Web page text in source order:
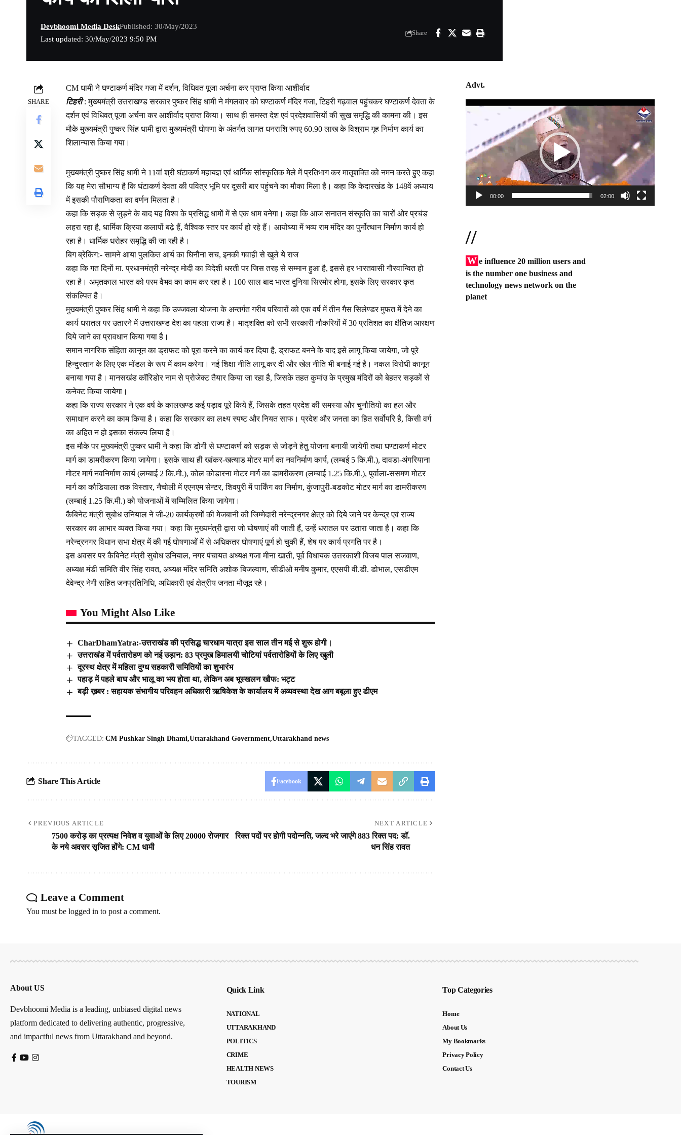
Last updated: 30/May/2023 9:50 PM
Devbhoomi Media DeskPublished: 30/May/2023
Share
SHARE
CM धामी ने घण्टाकर्ण मंदिर गजा में दर्शन, विधिवत पूजा अर्चना कर प्राप्त किया आशीर्वाद
टिहरी: मुख्यमंत्री उत्तराखण्ड सरकार पुष्कर सिंह धामी ने मंगलवार को घण्टाकर्ण मंदिर गजा, टिहरी गढ़वाल पहुंचकर घण्टाकर्ण देवता के
दर्शन एवं विधिवत् पूजा अर्चना कर आशीर्वाद प्राप्त किया। साथ ही समस्त देश एवं प्रदेशवासियों की सुख समृद्धि की कामना की। इस
मौके मुख्यमंत्री पुष्कर सिंह धामी द्वारा मुख्यमंत्री घोषणा के अंतर्गत लागत धनराशि रुपए 60.90 लाख के विश्राम गृह निर्माण कार्य का
शिलान्यास किया गया।
मुख्यमंत्री पुष्कर सिंह धामी ने 11वां श्री घंटाकर्ण महायज्ञ एवं धार्मिक सांस्कृतिक मेले में प्रतिभाग कर मातृशक्ति को नमन करते हुए कहा
कि यह मेरा सौभाग्य है कि घंटाकर्ण देवता की पवित्र भूमि पर दूसरी बार पहुंचने का मौका मिला है। कहा कि केदारखंड के 148वें अध्याय
में इसकी पौराणिकता का वर्णन मिलता है।
कहा कि सड़क से जुड़ने के बाद यह विश्व के प्रसिद्ध धामों में से एक धाम बनेगा। कहा कि आज सनातन संस्कृति का चारों ओर प्रचंड
लहरा रहा है, धार्मिक क्रिया कलापों बढ़े हैं, वैश्विक स्तर पर कार्य हो रहे हैं। आयोध्या में भव्य राम मंदिर का पुर्नोत्थान निर्माण कार्य हो
रहा है। धार्मिक धरोहर समृद्धि की जा रही है।
बिग ब्रेकिंग:- सामने आया पुलकित आर्य का घिनौना सच, इनकी गवाही से खुले ये राज
कहा कि गत दिनों मा. प्रधानमंत्री नरेन्द्र मोदी का विदेशी धरती पर जिस तरह से सम्मान हुआ है, इससे हर भारतवासी गौरवान्वित हो
रहा है। अमृतकाल भारत को परम वैभव का काम कर रहा है। 100 साल बाद भारत दुनिया सिरमोर होगा, इसके लिए सरकार कृत
संकल्पित है।
मुख्यमंत्री पुष्कर सिंह धामी ने कहा कि उज्जवला योजना के अन्तर्गत गरीब परिवारों को एक वर्ष में तीन गैस सिलेण्डर मुफत में देने का
कार्य धरातल पर उतारने में उत्तराखण्ड देश का पहला राज्य है। मातृशक्ति को सभी सरकारी नौकरियों में 30 प्रतिशत का क्षैतिज आरक्षण
दिये जाने का प्रावधान किया गया है।
समान नागरिक संहिता कानून का ड्राफट को पूरा करने का कार्य कर दिया है, ड्राफट बनने के बाद इसे लागू किया जायेगा, जो पूरे
हिन्दुस्तान के लिए एक मॉडल के रूप में काम करेगा। नई शिक्षा नीति लागू कर दी और खेल नीति भी बनाई गई है। नकल विरोधी कानून
बनाया गया है। मानसखंड कॉरिडोर नाम से प्रोजेक्ट तैयार किया जा रहा है, जिसके तहत कुमांउ के प्रमुख मंदिरों को बेहतर सड़कों से
कनेक्ट किया जायेगा।
कहा कि राज्य सरकार ने एक वर्ष के कालखण्ड कई पड़ाव पूरे किये हैं, जिसके तहत प्रदेश की समस्या और चुनौतियो का हल और
समाधान करने का काम किया है। कहा कि सरकार का लक्ष्य स्पष्ट और नियत साफ। प्रदेश और जनता का हित सर्वोपरि है, किसी वर्ग
का अहित न हो इसका संकल्प लिया है।
इस मौके पर मुख्यमंत्री पुष्कर धामी ने कहा कि डोगी से घण्टाकर्ण को सड़क से जोड़ने हेतु योजना बनायी जायेगी तथा घण्टाकर्ण मोटर
मार्ग का डामरीकरण किया जायेगा। इसके साथ ही खांकर-खत्याड मोटर मार्ग का नवनिर्माण कार्य, (लम्बई 5 कि.मी.), दावडा-अंगरियाना
मोटर मार्ग नवनिर्माण कार्य (लम्बाई 2 कि.मी.), कोल कोडारना मोटर मार्ग का डामरीकरण (लम्बाई 1.25 कि.मी.), पुर्वाला-ससमण मोटर
मार्ग का कौडियाला तक विस्तार, नैचोली में एएनएम सेन्टर, शिवपुरी में पार्किंग का निर्माण, कुंजापुरी-बडकोट मोटर मार्ग का डामरीकरण
(लम्बाई 1.25 कि.मी.) को योजनाओं में सम्मिलित किया जायेगा।
कैबिनेट मंत्री सुबोध उनियाल ने जी-20 कार्यक्रमों की मेजबानी की जिम्मेदारी नरेन्द्रनगर क्षेत्र को दिये जाने पर केन्द्र एवं राज्य
सरकार का आभार व्यक्त किया गया। कहा कि मुख्यमंत्री द्वारा जो घोषणाएं की जाती हैं, उन्हें धरातल पर उतारा जाता है। कहा कि
नरेन्द्रनगर विधान सभा क्षेत्र में की गई घोषणाओं में से अधिकतर घोषणाएं पूर्ण हो चुकी हैं, शेष पर कार्य प्रगति पर है।
इस अवसर पर कैबिनेट मंत्री सुबोध उनियाल, नगर पंचायत अध्यक्ष गजा मीना खाती, पूर्व विधायक उत्तरकाशी विजय पाल सजवाण,
अध्यक्ष मंडी समिति वीर सिंह रावत, अध्यक्ष मंदिर समिति अशोक बिजल्वाण, सीडीओ मनीष कुमार, एएसपी वी.डी. डोभाल, एसडीएम
देवेन्द्र नेगी सहित जनप्रतिनिधि, अधिकारी एवं क्षेत्रीय जनता मौजूद रहे।
You Might Also Like
CharDhamYatra:-उत्तराखंड की प्रसिद्ध चारधाम यात्रा इस साल तीन मई से शुरू होगी।
उत्तराखंड में पर्वतारोहण को नई उड़ान: 83 प्रमुख हिमालयी चोटियां पर्वतारोहियों के लिए खुली
दूरस्थ क्षेत्र में महिला दुग्ध सहकारी समितियों का शुभारंभ
पहाड़ में पहले बाघ और भालू का भय होता था, लेकिन अब भूस्खलन खौफ: भट्ट
बड़ी ख़बर : सहायक संभागीय परिवहन अधिकारी ऋषिकेश के कार्यालय में अव्यवस्था देख आग बबूला हुए डीएम
TAGGED: CM Pushkar Singh Dhami Uttarakhand Government Uttarakhand news
Share This Article Facebook
PREVIOUS ARTICLE
7500 करोड़ का प्रत्यक्ष निवेश व युवाओं के लिए 20000 रोजगार
के नये अवसर सृजित होंगे: CM धामी
NEXT ARTICLE
रिक्त पदों पर होगी पदोन्नति, जल्द भरे जाएंगे 883 रिक्त पद: डॉ.
धन सिंह रावत
Leave a Comment
You must be logged in to post a comment.
Advt.
Video
00:00 02:00
//
W e influence 20 million users and
is the number one business and
technology news network on the
planet
About US
Devbhoomi Media is a leading, unbiased digital news
platform dedicated to delivering authentic, progressive,
and impactful news from Uttarakhand and beyond.
Quick Link
NATIONAL
UTTARAKHAND
POLITICS
CRIME
HEALTH NEWS
TOURISM
Top Categories
Home
About Us
My Bookmarks
Privacy Policy
Contact Us